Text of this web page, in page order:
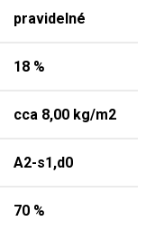
pravidelné
18 %
cca 8,00 kg/m2
A2-s1,d0
70 %